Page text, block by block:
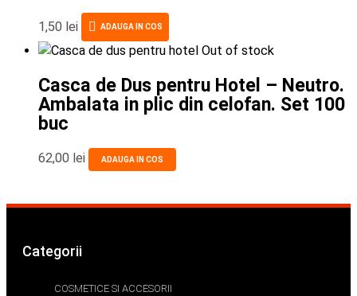
1,50 lei ADAUGA IN COS
Out of stock
Casca de Dus pentru Hotel – Neutro.
Ambalata in plic din celofan. Set 100
buc
62,00 lei ADAUGA IN COS
Categorii
COSMETICE SI ACCESORII